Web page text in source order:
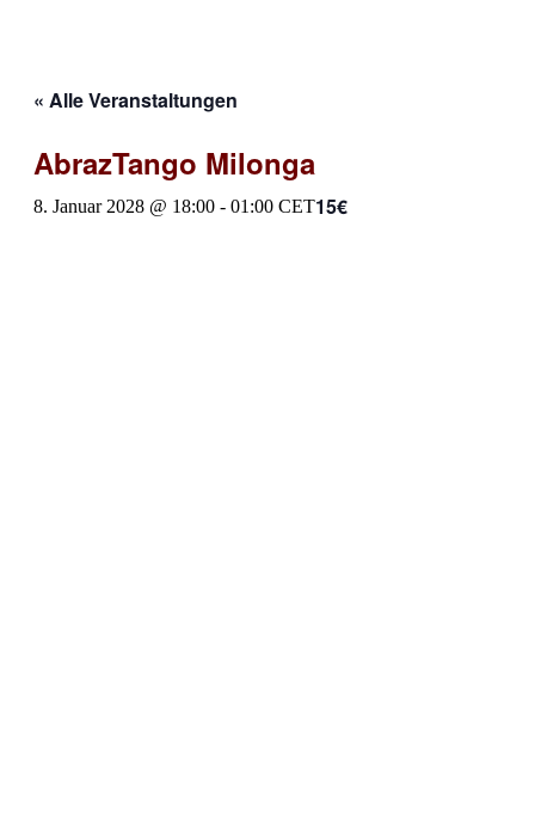
« Alle Veranstaltungen
AbrazTango Milonga
8. Januar 2028 @ 18:00 - 01:00 CET15€